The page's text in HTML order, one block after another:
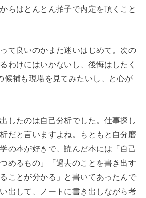
らはとんとん拍子で内定を頂くこと
て良いのかまた迷いはじめて。次の
わけにはいかないし、後悔はしたく
候補も現場を見てみたいし、と心が
したのは自己分析でした。仕事探し
だと言いますよね。もともと自分磨
の本が好きで、読んだ本には「自己
めるもの」「過去のことを書き出す
ことが分かる」と書いてあったんで
出して、ノートに書き出しながら考